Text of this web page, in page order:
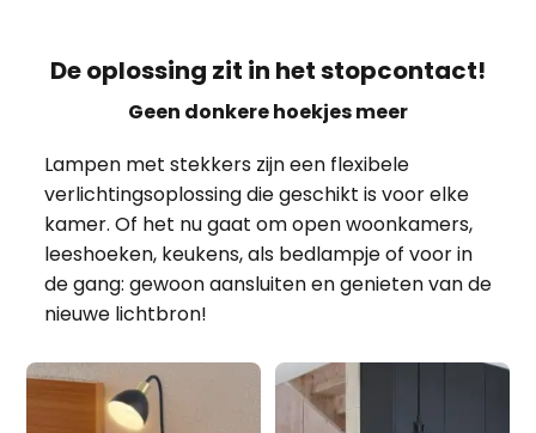
De oplossing zit in het stopcontact!
Geen donkere hoekjes meer
Lampen met stekkers zijn een flexibele
verlichtingsoplossing die geschikt is voor elke
kamer. Of het nu gaat om open woonkamers,
leeshoeken, keukens, als bedlampje of voor in
de gang: gewoon aansluiten en genieten van de
nieuwe lichtbron!